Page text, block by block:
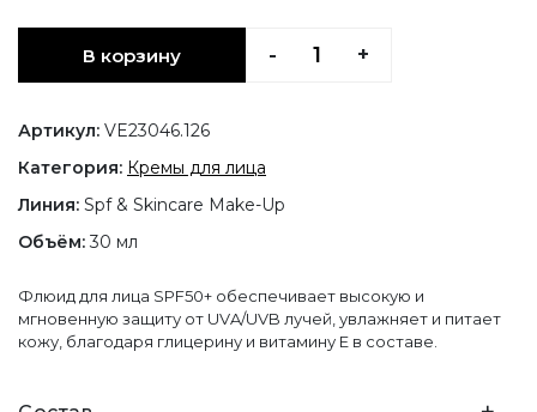
В корзину - +
Артикул: VE23046.126
Категория: Кремы для лица
Линия: Spf & Skincare Make-Up
Объём:30 мл
Флюид для лица SPF50+ обеспечивает высокую и
мгновенную защиту от UVA/UVB лучей, увлажняет и питает
кожу, благодаря глицерину и витамину Е в составе.